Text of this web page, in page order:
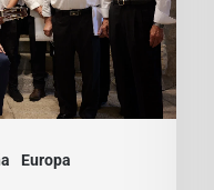
Europa